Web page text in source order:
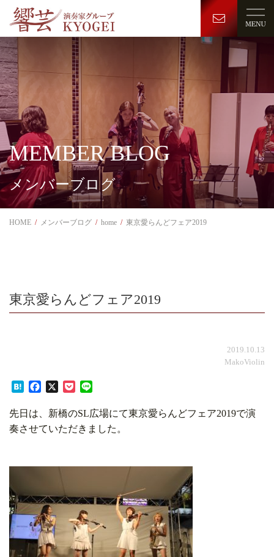
MEMBER BLOG
メンバーブログ
HOME メンバーブログ home 東京愛らんどフェア2019
東京愛らんどフェア2019
2019.10.13
MakoViolin
HatenaFacebook
X Pocket
先日は、新橋のSL広場にて東京愛らんどフェア2019で演
奏させていただきました。